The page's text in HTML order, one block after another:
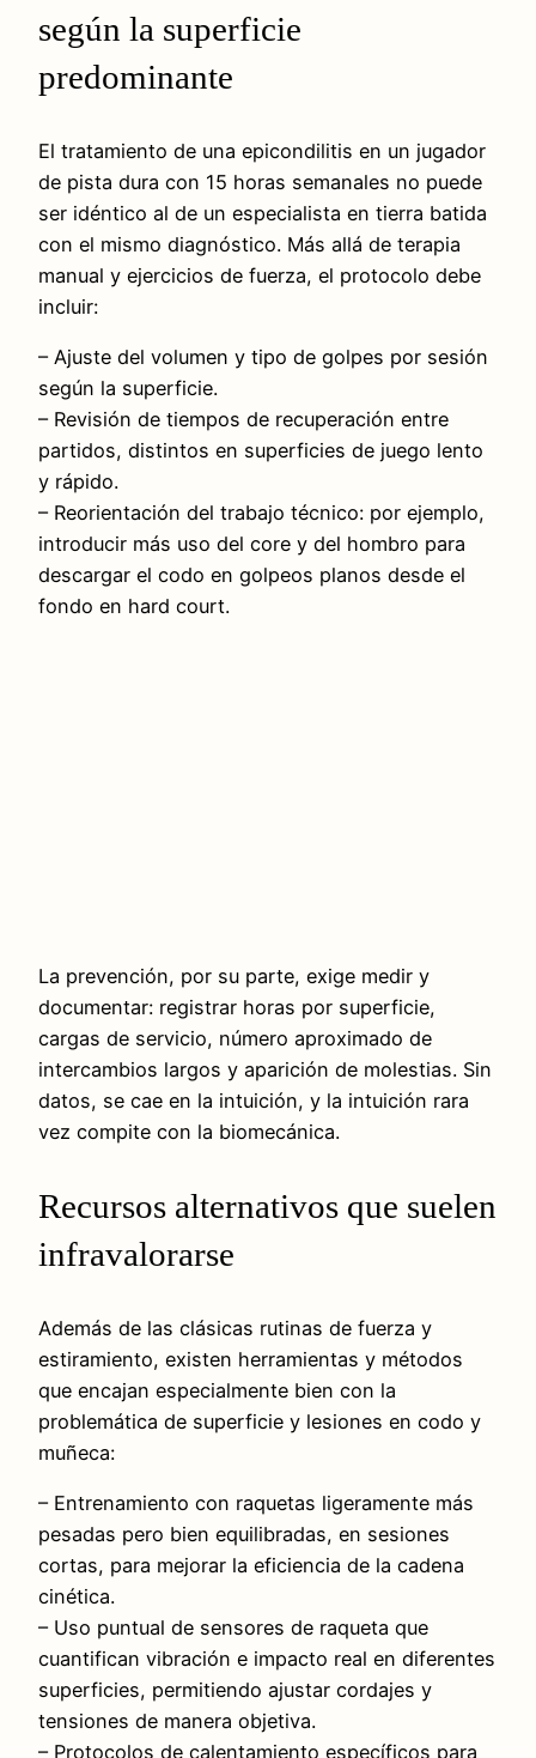
según la superficie
predominante
El tratamiento de una epicondilitis en un jugador
de pista dura con 15 horas semanales no puede
ser idéntico al de un especialista en tierra batida
con el mismo diagnóstico. Más allá de terapia
manual y ejercicios de fuerza, el protocolo debe
incluir:
– Ajuste del volumen y tipo de golpes por sesión
según la superficie.
– Revisión de tiempos de recuperación entre
partidos, distintos en superficies de juego lento
y rápido.
– Reorientación del trabajo técnico: por ejemplo,
introducir más uso del core y del hombro para
descargar el codo en golpeos planos desde el
fondo en hard court.
La prevención, por su parte, exige medir y
documentar: registrar horas por superficie,
cargas de servicio, número aproximado de
intercambios largos y aparición de molestias. Sin
datos, se cae en la intuición, y la intuición rara
vez compite con la biomecánica.
Recursos alternativos que suelen
infravalorarse
Además de las clásicas rutinas de fuerza y
estiramiento, existen herramientas y métodos
que encajan especialmente bien con la
problemática de superficie y lesiones en codo y
muñeca:
– Entrenamiento con raquetas ligeramente más
pesadas pero bien equilibradas, en sesiones
cortas, para mejorar la eficiencia de la cadena
cinética.
– Uso puntual de sensores de raqueta que
cuantifican vibración e impacto real en diferentes
superficies, permitiendo ajustar cordajes y
tensiones de manera objetiva.
– Protocolos de calentamiento específicos para